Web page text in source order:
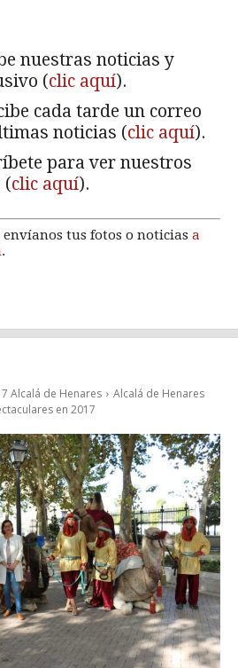
nuestras noticias y
(clic aquí).
cada tarde un correo
noticias (clic aquí).
para ver nuestros
(clic aquí).
envíanos tus fotos o noticias a
.